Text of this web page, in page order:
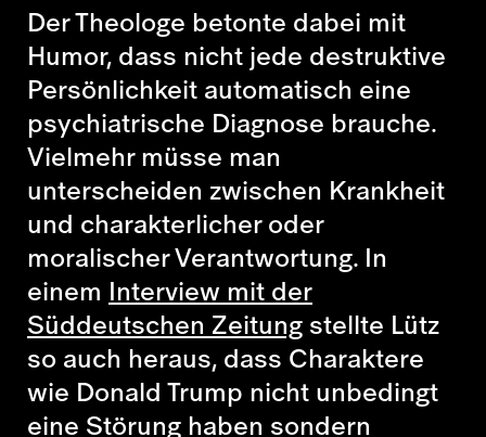
DerTheologe betonte dabei mit
Humor, dass nicht jede destruktive
Persönlichkeit automatisch eine
psychiatrische Diagnose brauche.
Vielmehr müsse man
unterscheiden zwischen Krankheit
und charakterlicher oder
moralischer Verantwortung. In
einem Interview mit der
Süddeutschen Zeitungstellte Lütz
so auch heraus, dass Charaktere
wie Donald Trump nicht unbedingt
eine Störung haben sondern